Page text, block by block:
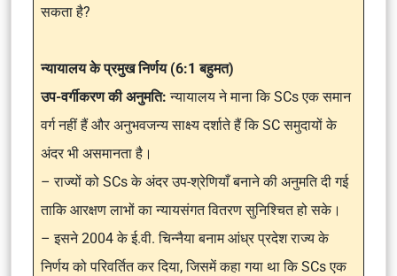
सकता है?
न्यायालय के प्रमुख निर्णय (6:1 बहुमत)
उप-वर्गीकरण की अनुमति: न्यायालय ने माना कि SCs एक समान
वर्ग नहीं हैं और अनुभवजन्य साक्ष्य दर्शाते हैं कि SC समुदायों के
अंदर भी असमानता है।
– राज्यों को SCs के अंदर उप-श्रेणियाँ बनाने की अनुमति दी गई
ताकि आरक्षण लाभों का न्यायसंगत वितरण सुनिश्चित हो सके।
– इसने 2004 केई.वी. चिन्नैया बनाम आंध्र प्रदेश राज्यके
निर्णय को परिवर्तित कर दिया, जिसमें कहा गया था कि SCs एक